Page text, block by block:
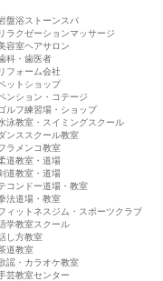
盤浴ストーンスパ
ラクゼーションマッサージ
容室ヘアサロン
科・歯医者
フォーム会社
ットショップ
ンション・コテージ
ルフ練習場・ショップ
泳教室・スイミングスクール
ンススクール教室
ラメンコ教室
道教室・道場
道教室・道場
コンドー道場・教室
法道場・教室
ィットネスジム・スポーツクラブ
学教室スクール
し方教室
道教室
謡・カラオケ教室
芸教室センター